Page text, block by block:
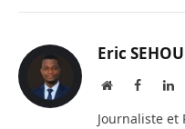
Eric
WebsiteFacebook
Journaliste et